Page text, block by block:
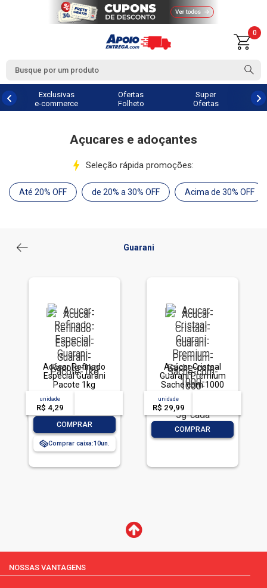
0
Exclusivas
e-commerce
Ofertas
Folheto
Super
Ofertas
Açucares e adoçantes
Seleção rápida promoções:
Até 20% OFF de 20% a 30% OFF Acima de 30% OFF
Guarani
Açúcar Refinado
Especial Guarani
Pacote 1kg
unidade
R$ 4,29
COMPRAR
Comprar caixa:10
Açúcar Cristaal
Guarani Premium
Sache com 1000
Unidades 5g cada
unidade
R$ 29,99
COMPRAR
NOSSAS VANTAGENS